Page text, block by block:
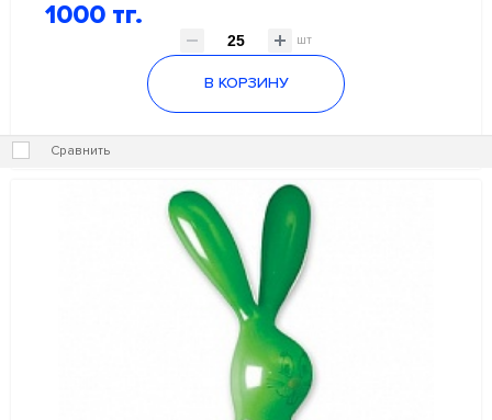
1000 тг.
шт
В КОРЗИНУ
Сравнить